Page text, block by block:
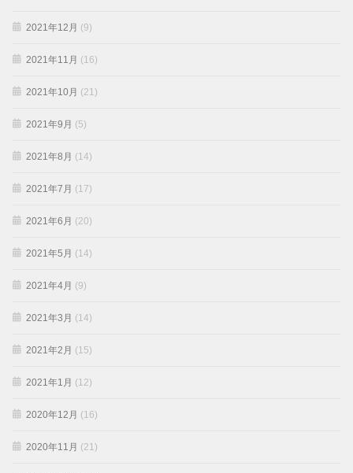
2021年12月 (9)
2021年11月 (16)
2021年10月 (21)
2021年9月 (5)
2021年8月 (14)
2021年7月 (17)
2021年6月 (20)
2021年5月 (14)
2021年4月 (9)
2021年3月 (14)
2021年2月 (15)
2021年1月 (12)
2020年12月 (16)
2020年11月 (21)